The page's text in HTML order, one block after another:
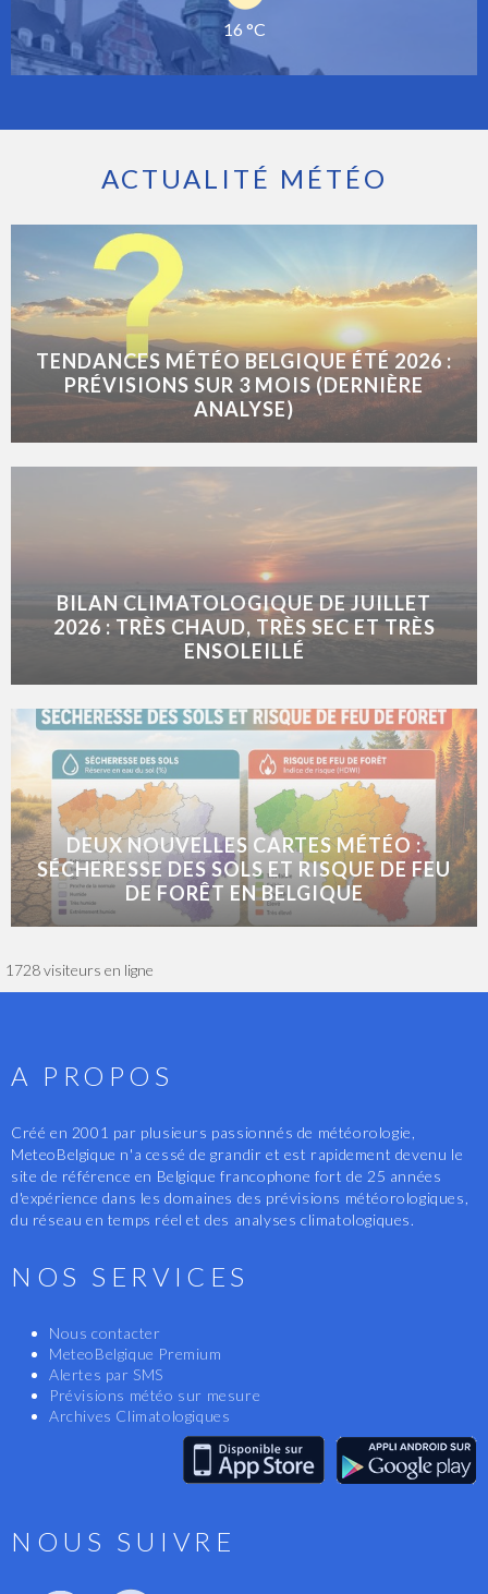
16 °C
ACTUALITÉ MÉTÉO
TENDANCES MÉTÉO BELGIQUE ÉTÉ 2026 :
PRÉVISIONS SUR 3 MOIS (DERNIÈRE
ANALYSE)
BILAN CLIMATOLOGIQUE DE JUILLET
2026 : TRÈS CHAUD, TRÈS SEC ET TRÈS
ENSOLEILLÉ
DEUX NOUVELLES CARTES MÉTÉO :
SÉCHERESSE DES SOLS ET RISQUE DE FEU
DE FORÊT EN BELGIQUE
1728 visiteurs en ligne
A PROPOS
Créé en 2001 par plusieurs passionnés de météorologie,
MeteoBelgique n'a cessé de grandir et est rapidement devenu le
site de référence en Belgique francophone fort de 25 années
d'expérience dans les domaines des prévisions météorologiques,
du réseau en temps réel et des analyses climatologiques.
NOS SERVICES
Nous contacter
MeteoBelgique Premium
Alertes par SMS
Prévisions météo sur mesure
Archives Climatologiques
NOUS SUIVRE